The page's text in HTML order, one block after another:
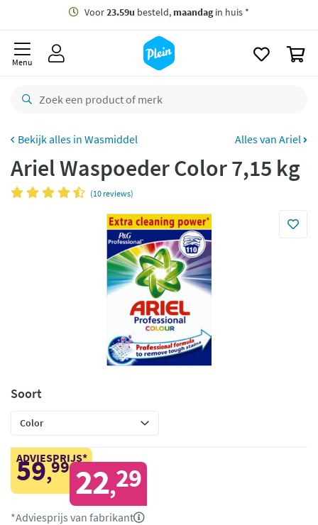
Gratis bezorging vanaf 35,- *
besteld,maandag
retourneren
CO2 neutraal
Betaal met Klarna
Menu
Wasmiddel Alles van Ariel
Ariel Waspoeder Color 7,15 kg
(10 reviews)
Soort
ADVIESPRIJS*
59,99 22,29
*Adviesprijs van fabrikant